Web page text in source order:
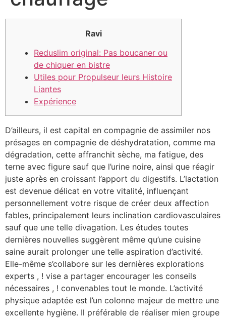
Ravi
Reduslim original: Pas boucaner ou
de chiquer en bistre
Utiles pour Propulseur leurs Histoire
Liantes
Expérience
D’ailleurs, il est capital en compagnie de assimiler nos
présages en compagnie de déshydratation, comme ma
dégradation, cette affranchit sèche, ma fatigue, des
terne avec figure sauf que l’urine noire, ainsi que réagir
juste après en croissant l’apport du digestifs. L’lactation
est devenue délicat en votre vitalité, influençant
personnellement votre risque de créer deux affection
fables, principalement leurs inclination cardiovasculaires
sauf que une telle divagation. Les études toutes
dernières nouvelles suggèrent même qu’une cuisine
saine aurait prolonger une telle aspiration d’activité.
Elle-même s’collabore sur les dernières explorations
experts , ! vise a partager encourager les conseils
nécessaires , ! convenables tout le monde. L’activité
physique adaptée est l’un colonne majeur de mettre une
excellente hygiène. Il préférable de réaliser mien groupe